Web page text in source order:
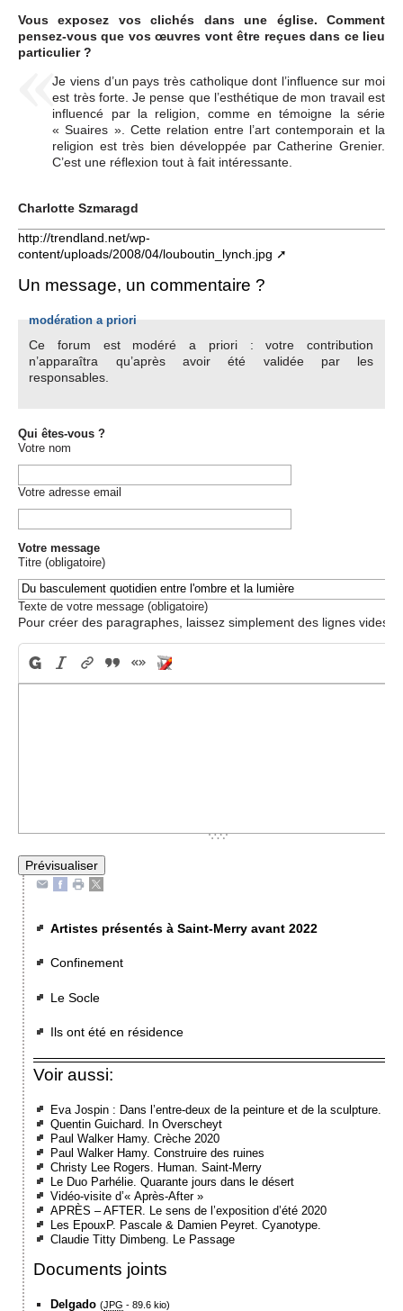
Vous exposez vos clichés dans une église. Comment
pensez-vous que vos œuvres vont être reçues dans ce lieu
particulier ?
Je viens d’un pays très catholique dont l’influence sur moi
est très forte. Je pense que l’esthétique de mon travail est
influencé par la religion, comme en témoigne la série
« Suaires ». Cette relation entre l’art contemporain et la
religion est très bien développée par Catherine Grenier.
C’est une réflexion tout à fait intéressante.
Charlotte Szmaragd
http://trendland.net/wp-
content/uploads/2008/04/louboutin_lynch.jpg
Un message, un commentaire ?
modération a priori
Ce forum est modéré a priori : votre contribution
n’apparaîtra qu’après avoir été validée par les
responsables.
Qui êtes-vous ?
Votre nom
Votre adresse email
Votre message
Titre (obligatoire)
Texte de votre message (obligatoire)
Pour créer des paragraphes, laissez simplement des lignes vides.
Artistes présentés à Saint-Merry avant 2022
Confinement
Le Socle
Ils ont été en résidence
Voir aussi:
Eva Jospin : Dans l’entre-deux de la peinture et de la sculpture.
Quentin Guichard. In Overscheyt
Paul Walker Hamy. Crèche 2020
Paul Walker Hamy. Construire des ruines
Christy Lee Rogers. Human. Saint-Merry
Le Duo Parhélie. Quarante jours dans le désert
Vidéo-visite d’« Après-After »
APRÈS – AFTER. Le sens de l’exposition d’été 2020
Les EpouxP. Pascale & Damien Peyret. Cyanotype.
Claudie Titty Dimbeng. Le Passage
Documents joints
Delgado (JPG -89.6 kio)